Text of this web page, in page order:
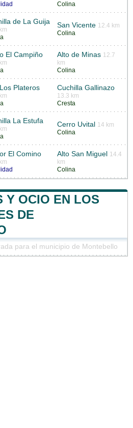
Colina
de La Guija San Vicente 12.4 km
Colina
El Campiño Alto de Minas 12.7
km
Colina
Plateros Cuchilla Gallinazo
13.3 km
Cresta
La Estufa Cerro Uvital 14 km
Colina
El Comino Alto San Miguel 14.4
km
Colina
Y OCIO EN LOS
DE
para el municipio de Montebello